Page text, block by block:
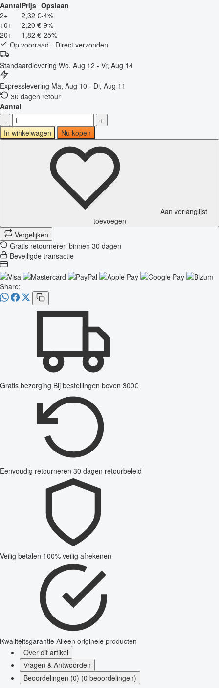
AantalPrijs Opslaan
2+
2,32 €-4%
10+
2,20 €-9%
20+
1,82 €-25%
Op voorraad - Direct verzonden
Standaardlevering Wo, Aug 12 - Vr, Aug 14
Expresslevering Ma, Aug 10 - Di, Aug 11
30 dagen retour
Aantal
-
+
In winkelwagen
Nu kopen
Aan verlanglijst
toevoegen
Vergelijken
Gratis retourneren binnen 30 dagen
Beveiligde transactie
Share:
Gratis bezorging Bij bestellingen boven 300€
Eenvoudig retourneren 30 dagen retourbeleid
Veilig betalen 100% veilig afrekenen
Kwaliteitsgarantie Alleen originele producten
Over dit artikel
Vragen & Antwoorden
Beoordelingen (0) (0 beoordelingen)